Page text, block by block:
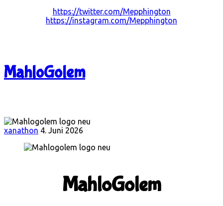
https://twitter.com/Mepphington
https://instagram.com/Mepphington
MahloGolem
xanathon 4. Juni 2026
MahloGolem